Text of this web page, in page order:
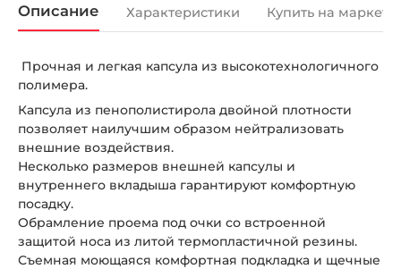
Описание Характеристики Купить на
Прочная и легкая капсула из высокотехнологичного
полимера.
Капсула из пенополистирола двойной плотности
позволяет наилучшим образом нейтрализовать
внешние воздействия.
Несколько размеров внешней капсулы и
внутреннего вкладыша гарантируют комфортную
посадку.
Обрамление проема под очки со встроенной
защитой носа из литой термопластичной резины.
Съемная моющаяся комфортная подкладка и щечные